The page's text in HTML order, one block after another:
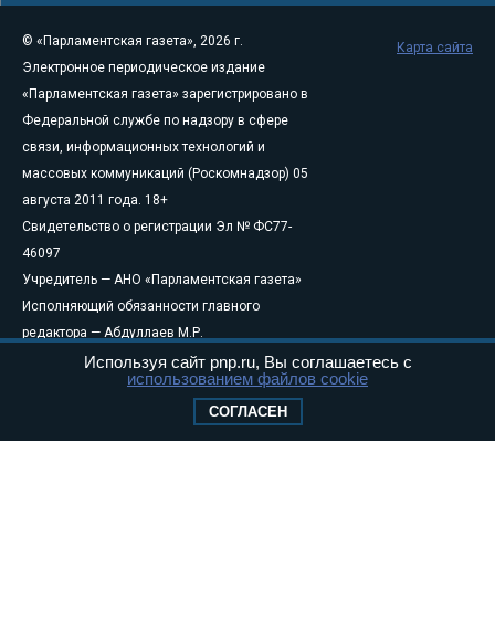
© «Парламентская газета», 2026 г.
Электронное периодическое издание
«Парламентская газета» зарегистрировано в
Федеральной службе по надзору в сфере
связи, информационных технологий и
массовых коммуникаций (Роскомнадзор) 05
августа 2011 года. 18+
Свидетельство о регистрации Эл № ФС77-
46097
Учредитель — АНО «Парламентская газета»
Исполняющий обязанности главного
редактора — Абдуллаев М.Р.
Тел.: +7 (495) 637–69–79 E-mail:pg@pnp.ru
Федерального Собрания РФ. Издается с 1997 года. Учредители
Карта сайта
Используя сайт pnp.ru, Вы соглашаетесь с
использованием файлов cookie
СОГЛАСЕН